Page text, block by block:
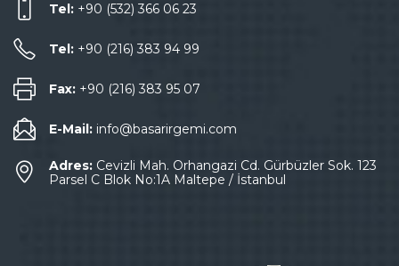
Tel: +90 (532) 366 06 23
Tel: +90 (216) 383 94 99
Fax: +90 (216) 383 95 07
E-Mail: info@basarirgemi.com
Adres: Cevizli Mah. Orhangazi Cd. Gürbüzler Sok. 123
Parsel C Blok No:1A Maltepe / İstanbul